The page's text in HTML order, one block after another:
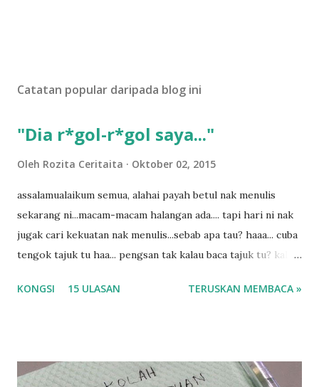
Catatan popular daripada blog ini
"Dia r*gol-r*gol saya..."
Oleh Rozita Ceritaita Oktober 02, 2015
assalamualaikum semua, alahai payah betul nak menulis
sekarang ni...macam-macam halangan ada.... tapi hari ni nak
jugak cari kekuatan nak menulis...sebab apa tau? haaa... cuba
tengok tajuk tu haa... pengsan tak kalau baca tajuk tu? kalau
tau? yang sebut tu anak aku....diulangi ANAK AKU ....adoiiii
balik keja aku ajak la shah singgah Giant beli barang
KONGSI 15 ULASAN TERUSKAN MEMBACA »